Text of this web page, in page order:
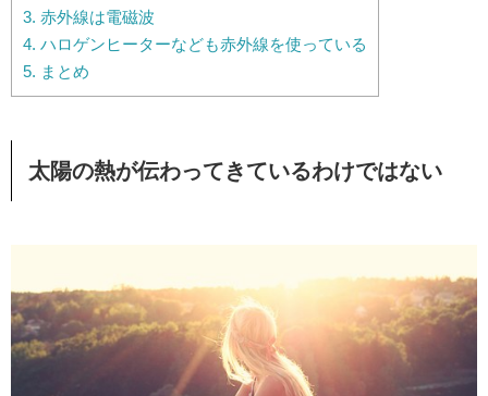
3. 赤外線は電磁波
4. ハロゲンヒーターなども赤外線を使っている
5. まとめ
太陽の熱が伝わってきているわけではない